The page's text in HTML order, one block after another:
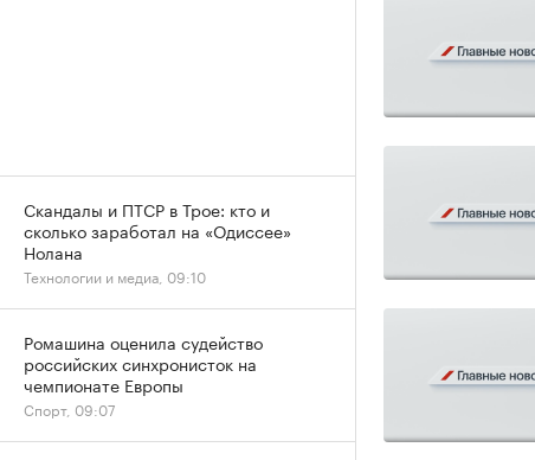
Скандалы и ПТСР в Трое: кто и
сколько заработал на «Одиссее»
Нолана
Технологии и медиа, 09:10
Ромашина оценила судейство
российских синхронисток на
чемпионате Европы
Спорт, 09:07